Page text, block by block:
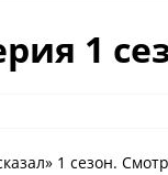
1
1 сезон.